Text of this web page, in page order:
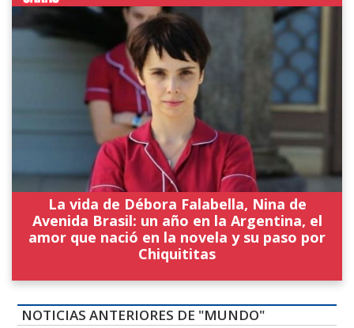
La vida de Débora Falabella, Nina de
Avenida Brasil: un año en la Argentina, el
amor que nació en la novela y su paso por
Chiquititas
NOTICIAS ANTERIORES DE "MUNDO"